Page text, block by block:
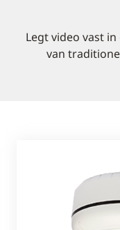
Legt video vast
van